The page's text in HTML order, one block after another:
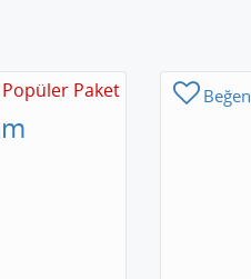
Popüler Paket Beğen